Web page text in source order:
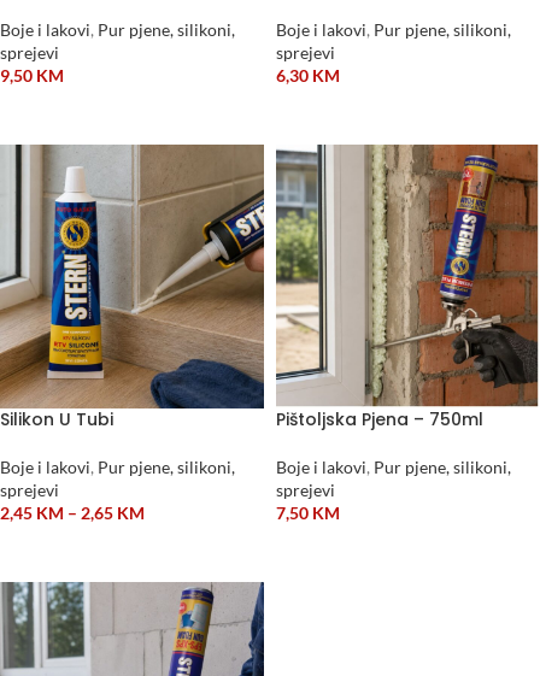
Boje i lakovi, Pur pjene, silikoni,
sprejevi
9,50 KM
Boje i lakovi, Pur pjene, silikoni,
sprejevi
6,30 KM
Silikon U Tubi
Boje i lakovi, Pur pjene, silikoni,
sprejevi
2,45 KM – 2,65 KM
Pištoljska Pjena – 750ml
Boje i lakovi, Pur pjene, silikoni,
sprejevi
7,50 KM